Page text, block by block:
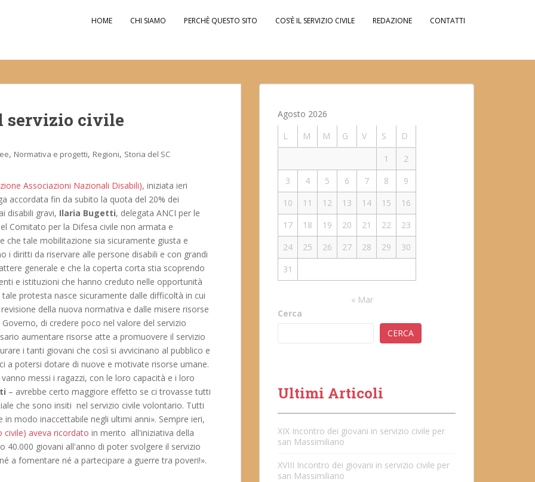
HOME CHI SIAMO PERCHÈ QUESTO SITO COS’È IL SERVIZIO CIVILE REDAZIONE CONTATTI
servizio civile
, Normativa e progetti, Regioni, Storia del SC
Associazioni Nazionali Disabili), iniziata ieri
accordata fin da subito la quota del 20% dei
disabili gravi, Ilaria Bugetti, delegata ANCI per le
Comitato per la Difesa civile non armata e
che tale mobilitazione sia sicuramente giusta e
i diritti da riservare alle persone disabili e con grandi
generale e che la coperta corta stia scoprendo
e istituzioni che hanno creduto nelle opportunità
tale protesta nasce sicuramente dalle difficoltà in cui
della nuova normativa e dalle misere risorse
di credere poco nel valore del servizio
aumentare risorse atte a promuovere il servizio
i tanti giovani che così si avvicinano al pubblico e
a potersi dotare di nuove e motivate risorse umane.
messi i ragazzi, con le loro capacità e i loro
– avrebbe certo maggiore effetto se ci trovasse tutti
che sono insiti nel servizio civile volontario. Tutti
modo inaccettabile negli ultimi anni». Sempre ieri,
civile) aveva ricordato in merito all'iniziativa della
40.000 giovani all'anno di poter svolgere il servizio
a fomentare né a partecipare a guerre tra poveri!».
Agosto 2026
L
M M G V S
D
1
2
3
4 5 6 7 8
9
10
11 12 13 14 15
16
17
18 19 20 21 22
23
24
25 26 27 28 29
30
31
« Mar
Cerca
CERCA
Ultimi Articoli
XIX Incontro dei giovani in servizio civile per
san Massimiliano
XVIII Incontro dei giovani in servizio civile per
san Massimiliano